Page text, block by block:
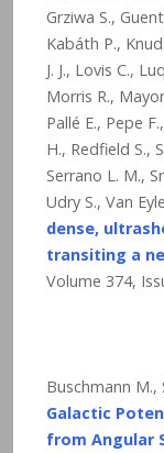
Grziwa S.,
Kabáth P.,
J. J., Lovis C.,
Morris R.,
Pallé E., Pepe
H., Redfield S.,
Serrano L. M.,
Udry S., Van
dense,
transiting a
Volume 374,
Buschmann M.,
Galactic
from Angular